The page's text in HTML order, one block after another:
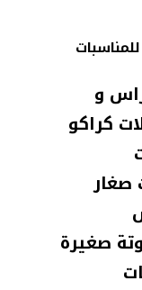
و
كراكو
صغار
صغيرة